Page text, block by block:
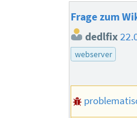
Frage zum
dedlfix
webserver